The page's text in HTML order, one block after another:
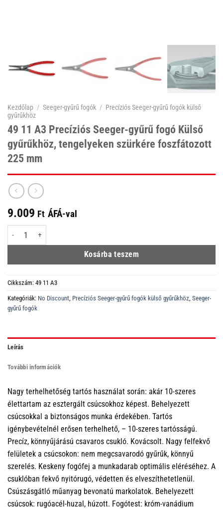
Kezdőlap / Seeger-gyűrű fogók / Precíziós Seeger-gyűrű fogók külső
gyűrűkhöz
49 11 A3 Precíziós Seeger-gyűrű fogó Külső
gyűrűkhöz, tengelyeken szürkére foszfátozott
225 mm
9.009 Ft ÁFÁ-val
49 11 A3 Precíziós Seeger-gyűrű fogó Külső gyűrűkhöz, tengelyeken
Kosárba teszem
Cikkszám: 49 11 A3
Kategóriák: No Discount Precíziós Seeger-gyűrű fogók külső gyűrűkhöz Seeger-
gyűrű fogók
Leírás
További információk
Nagy terhelhetőség tartós használat során: akár 10-szeres
élettartam az esztergált csúcsokhoz képest. Behelyezett
csúcsokkal a biztonságos munka érdekében. Tartós
igénybevételnél erősen terhelhető, – 10-szeres tartósságú.
Precíz, könnyűjárású csavaros csukló. Kovácsolt. Nagy felfekvő
felületek a csúcsokon: nem megcsavarodó gyűrűk, könnyű
szerelés. Keskeny fogófej a munkadarab optimális eléréséhez. A
csuklóban fekvő nyitórugó, védetten és elveszíthetetlenül.
Csúszásgátló műanyag bevonatú markolatok. Behelyezett
csúcsok: rugóacél-huzal, húzott. Fogótest: króm-vanádium